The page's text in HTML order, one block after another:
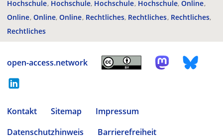
Hochschule Hochschule Hochschule Hochschule Online
Online Online Online Rechtliches Rechtliches Rechtliches
Rechtliches
open-access.network
Kontakt Sitemap
Impressum
Datenschutzhinweis
Barrierefreiheit